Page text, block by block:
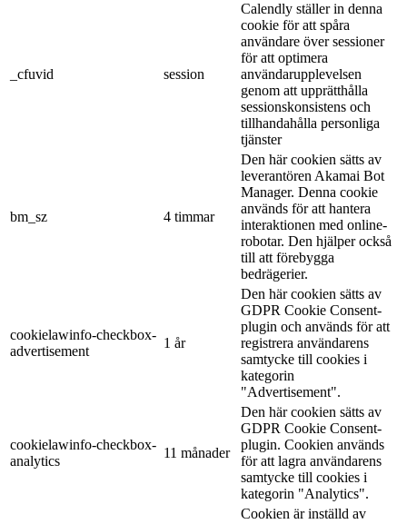
_cfuvid session
Calendly ställer in denna
cookie för att spåra
användare över sessioner
för att optimera
användarupplevelsen
genom att upprätthålla
sessionskonsistens och
tillhandahålla personliga
tjänster
bm_sz 4 timmar
Den här cookien sätts av
leverantören Akamai Bot
Manager. Denna cookie
används för att hantera
interaktionen med online-
robotar. Den hjälper också
till att förebygga
bedrägerier.
cookielawinfo-checkbox-
advertisement
1 år
Den här cookien sätts av
GDPR Cookie Consent-
plugin och används för att
registrera användarens
samtycke till cookies i
kategorin
"Advertisement".
cookielawinfo-checkbox-
analytics
11 månader
Den här cookien sätts av
GDPR Cookie Consent-
plugin. Cookien används
för att lagra användarens
samtycke till cookies i
kategorin "Analytics".
Cookien är inställd av